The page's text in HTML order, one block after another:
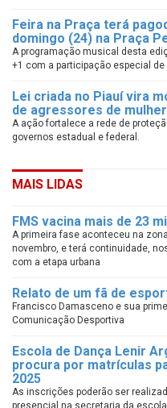
Feira na Praça terá
domingo (24) na Praça
A programação musical desta
+1 com a participação especial de
Lei criada no Piauí vira
de agressores de
A ação fortalece a rede de
governos estadual e federal.
MAIS LIDAS
FMS vacina mais de 23
A primeira fase aconteceu na
novembro, e terá continuidade,
com a etapa urbana
Relato de um fã de
Francisco Damasceno e sua
Comunicação Desportiva
Escola de Dança Lenir
procura por matrículas
2025
As inscrições poderão ser
presencial na secretaria da escola